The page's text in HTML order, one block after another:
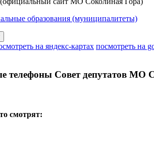
образования (муниципалитеты)
на яндекс-картах посмотреть на
телефоны Совет депутатов МО
смотрят: